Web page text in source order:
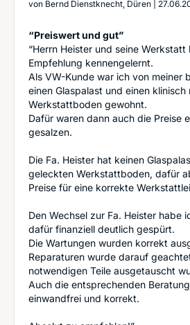
von Bernd Dienstknecht, Düren
“Preiswert und gut”
“Herrn Heister und seine
Empfehlung kennengelernt.
Als VW-Kunde war ich von meiner
einen Glaspalast und einen klinisch
Werkstattboden gewohnt.
Dafür waren dann auch die Preise
gesalzen.
Die Fa. Heister hat keinen
geleckten Werkstattboden, dafür
Preise für eine korrekte
Den Wechsel zur Fa. Heister habe
dafür finanziell deutlich gespürt.
Die Wartungen wurden korrekt
Reparaturen wurde darauf
notwendigen Teile ausgetauscht
Auch die entsprechenden
einwandfrei und korrekt.